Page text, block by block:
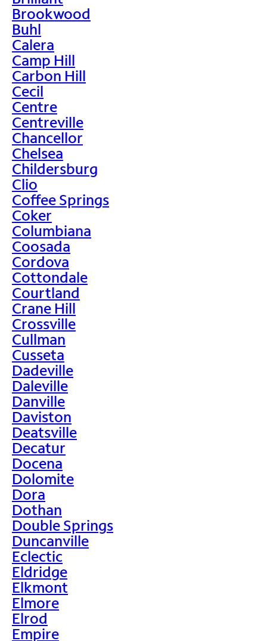
Brookwood
Buhl
Calera
Camp Hill
Carbon Hill
Cecil
Centre
Centreville
Chancellor
Chelsea
Childersburg
Clio
Coffee Springs
Coker
Columbiana
Coosada
Cordova
Cottondale
Courtland
Crane Hill
Crossville
Cullman
Cusseta
Dadeville
Daleville
Danville
Daviston
Deatsville
Decatur
Docena
Dolomite
Dora
Dothan
Double Springs
Duncanville
Eclectic
Eldridge
Elkmont
Elmore
Elrod
Empire